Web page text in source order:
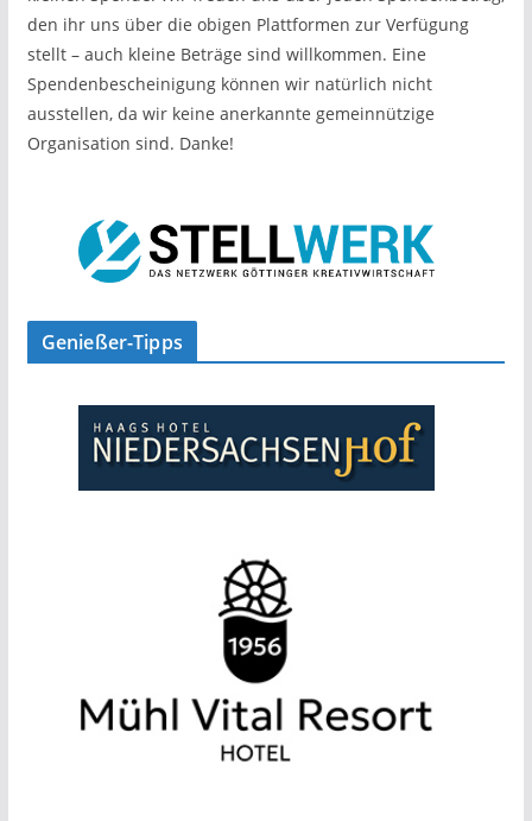
den ihr uns über die obigen Plattformen zur Verfügung
stellt – auch kleine Beträge sind willkommen. Eine
Spendenbescheinigung können wir natürlich nicht
ausstellen, da wir keine anerkannte gemeinnützige
Organisation sind. Danke!
Genießer-Tipps